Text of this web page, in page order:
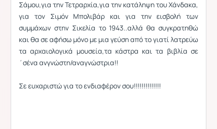
Σάμου,για την Τετραρχία,για την κατάληψη του Χάνδακα,
για τον Σιμόν Μπολιβάρ και για την εισβολή των
συμμάχων στην Σικελία το 1943..αλλά θα συγκρατηθώ
και θα σε αφήσω μόνο με μια γεύση από το γιατί λατρεύω
τα αρχαιολογικά μουσεία,τα κάστρα και τα βιβλία σε
΄σένα ανγνώστη/αναγνώστρια!!
Σε ευχαριστώ για το ενδιαφέρον σου!!!!!!!!!!!!!!